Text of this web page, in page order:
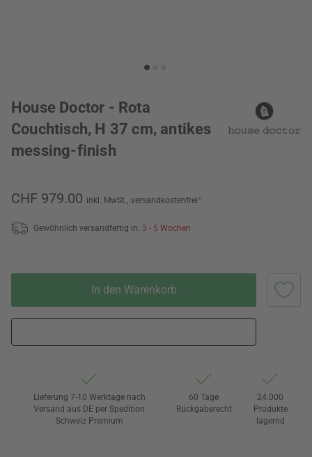
House Doctor - Rota
Couchtisch, H 37 cm, antikes
messing-finish
CHF 979.00 inkl. MwSt., versandkostenfrei*
Gewöhnlich versandfertig in: 3 - 5 Wochen
In den Warenkorb
Lieferung 7-10 Werktage nach
Versand aus DE per Spedition
Schweiz Premium
60 Tage
Rückgaberecht
24.000
Produkte
lagernd